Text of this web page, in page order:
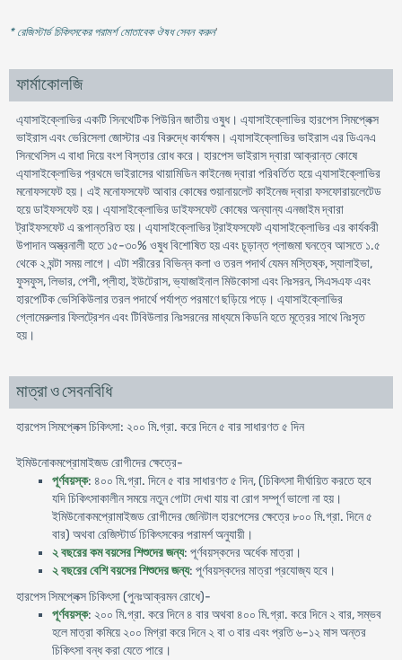
* রেজিস্টার্ড চিকিৎসকের পরামর্শ মোতাবেক ঔষধ সেবন করুন'
ফার্মাকোলজি
এ্যাসাইক্লোভির একটি সিনথেটিক পিউরিন জাতীয় ওষুধ। এ্যাসাইক্লোভির হারপেস সিমপ্লেক্স
ভাইরাস এবং ভেরিসেলা জোস্টার এর বিরুদ্ধে কার্যক্ষম। এ্যাসাইক্লোভির ভাইরাস এর ডিএনএ
সিনথেসিস এ বাধা দিয়ে বংশ বিস্তার রোধ করে। হারপেস ভাইরাস দ্বারা আক্রান্ত কোষে
এ্যাসাইক্লোভির প্রথমে ভাইরাসের থায়ামিডিন কাইনেজ দ্বারা পরিবর্তিত হয়ে এ্যাসাইক্লোভির
মনোফসফেট হয়। এই মনোফসফেট আবার কোষের শুয়ানায়লেট কাইনেজ দ্বারা ফসফোরায়লেটেড
হয়ে ডাইফসফেট হয়। এ্যাসাইক্লোভির ডাইফসফেট কোষের অন্যান্য এনজাইম দ্বারা
ট্রাইফসফেট এ রূপান্তরিত হয়। এ্যাসাইক্লোভির ট্রাইফসফেট এ্যাসাইক্লোভির এর কার্যকরী
উপাদান অস্ত্রনালী হতে ১৫-৩০% ওষুধ বিশোষিত হয় এবং চূড়ান্ত প্লাজমা ঘনত্বে আসতে ১.৫
থেকে ২ ঘন্টা সময় লাগে। এটা শরীরের বিভিন্ন কলা ও তরল পদার্থ যেমন মস্তিষ্ক, স্যালাইভা,
ফুসফুস, লিভার, পেশী, প্লীহা, ইউটেরাস, ভ্যাজাইনাল মিউকোসা এবং নিঃসরন, সিএসএফ এবং
হারপেটিক ভেসিকিউলার তরল পদার্থে পর্যাপ্ত পরমাণে ছড়িয়ে পড়ে। এ্যাসাইক্লোভির
গ্লোমেরুলার ফিলট্রেশন এবং টিবিউলার নিঃসরনের মাধ্যমে কিডনি হতে মূত্রের সাথে নিঃসৃত
হয়।
মাত্রা ও সেবনবিধি
হারপেস সিমপ্লেক্স চিকিৎসা: ২০০ মি.গ্রা. করে দিনে ৫ বার সাধারণত ৫ দিন
ইমিউনোকমপ্রোমাইজড রোগীদের ক্ষেত্রে-
পূর্ণবয়স্ক: ৪০০ মি.গ্রা. দিনে ৫ বার সাধারণত ৫ দিন, (চিকিৎসা দীর্ঘায়িত করতে হবে
যদি চিকিৎসাকালীন সময়ে নতুন গোটা দেখা যায় বা রোগ সম্পূর্ণ ভালো না হয়।
ইমিউনোকমপ্রোমাইজড রোগীদের জেনিটাল হারপেসের ক্ষেত্রে ৮০০ মি.গ্রা. দিনে ৫
বার) অথবা রেজিস্টার্ড চিকিৎসকের পরামর্শ অনুযায়ী।
২ বছরের কম বয়সের শিশুদের জন্য: পূর্ণবয়স্কদের অর্ধেক মাত্রা।
২ বছরের বেশি বয়সের শিশুদের জন্য: পূর্ণবয়স্কদের মাত্রা প্রযোজ্য হবে।
হারপেস সিমপ্লেক্স চিকিৎসা (পুনঃআক্রমন রোধে)-
পূর্ণবয়স্ক: ২০০ মি.গ্রা. করে দিনে ৪ বার অথবা ৪০০ মি.গ্রা. করে দিনে ২ বার, সম্ভব
হলে মাত্রা কমিয়ে ২০০ মিগ্রা করে দিনে ২ বা ৩ বার এবং প্রতি ৬-১২ মাস অন্তর
চিকিৎসা বন্ধ করা যেতে পারে।